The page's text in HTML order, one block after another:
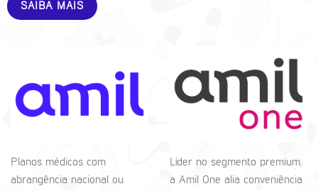
SAIBA MAIS
Planos médicos com
abrangência nacional ou
Líder no segmento premium,
a Amil One alia conveniência